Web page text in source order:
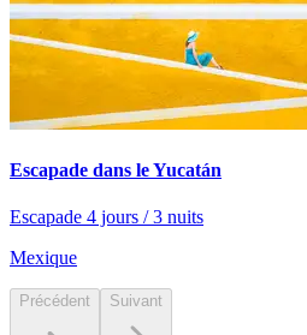
Escapade dans le Yucatán
Escapade 4 jours / 3 nuits
Mexique
Précédent Suivant